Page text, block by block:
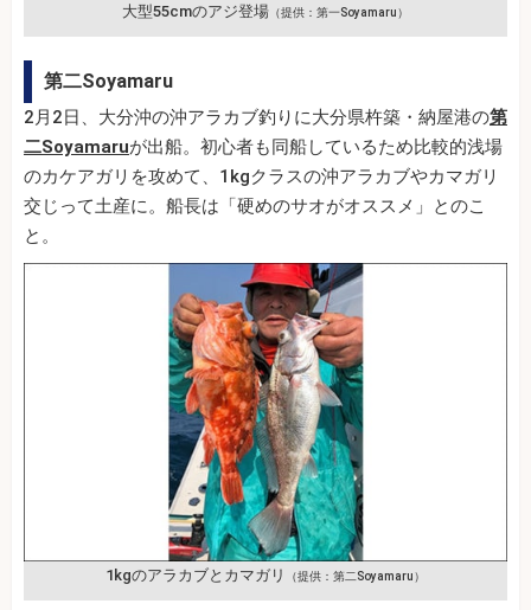
大型55cmのアジ登場 （提供：第一Soyamaru）
第二Soyamaru
2月2日、大分沖の沖アラカブ釣りに大分県杵築・納屋港の第
二Soyamaruが出船。初心者も同船しているため比較的浅場
のカケアガリを攻めて、1kgクラスの沖アラカブやカマガリ
交じって土産に。船長は「硬めのサオがオススメ」とのこ
と。
1kgのアラカブとカマガリ （提供：第二Soyamaru）